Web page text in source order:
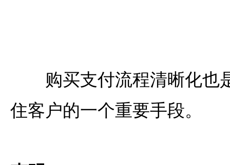
购买支付流程清晰化也
住客户的一个重要手段。